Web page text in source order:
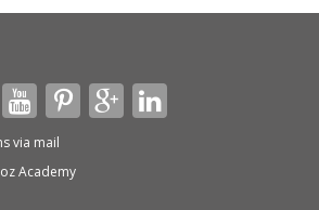
via mail
Academy